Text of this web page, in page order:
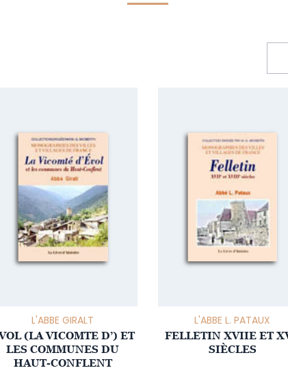
L'ABBE GIRALT
(LA VICOMTE D’) ET
LES COMMUNES DU
HAUT-CONFLENT
L'ABBE L. PATAUX
FELLETIN XVIIE ET
SIÈCLES